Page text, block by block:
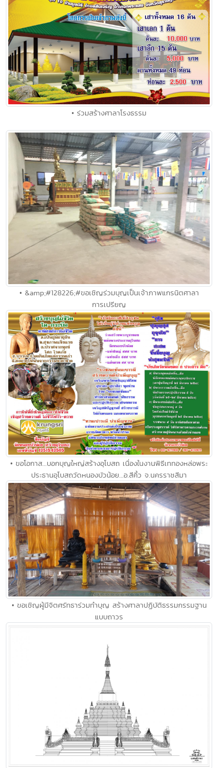
• ร่วมสร้าง​ศาลาโรง​ธรรม​
• &amp;#128226;#ขอเชิญร่วมบุญเป็นเจ้าภาพแกรนิตศาลา
การเปรียญ
• ขอโอกาส...บอกบุญใหญ่สร้างอุโบสถ เนื่องในงานพิธีเททองหล่อพระ
ประธานอุโบสถวัดหนองบัวน้อย...อ.สีคิ้ว จ.นครราชสีมา
• ขอเชิญผู้มีจิตศรัทธาร่วมทำบุญ สร้างศาลาปฏิบัติธรรมกรรมฐาน
แบบถาวร